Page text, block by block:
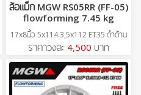
ล้อแม็ก MGW RS05RR (FF-05)
flowforming 7.45 kg
17x8นิ้ว 5x114.3,5x112 ET35 ดำด้าน
ราคาวงละ 4,500 บาท